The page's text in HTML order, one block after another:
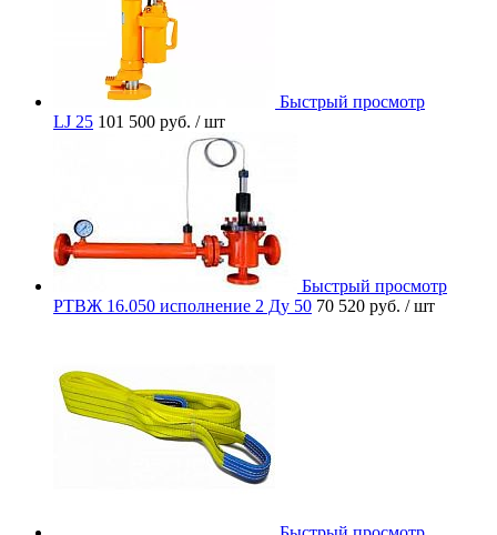
Быстрый просмотр
LJ 25 101 500 руб. / шт
Быстрый просмотр
РТВЖ 16.050 исполнение 2 Ду 50 70 520 руб. / шт